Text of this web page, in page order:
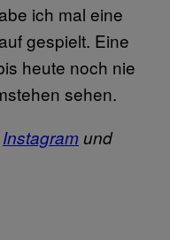
ich mal eine
gespielt. Eine
heute noch nie
sehen.
Instagramund